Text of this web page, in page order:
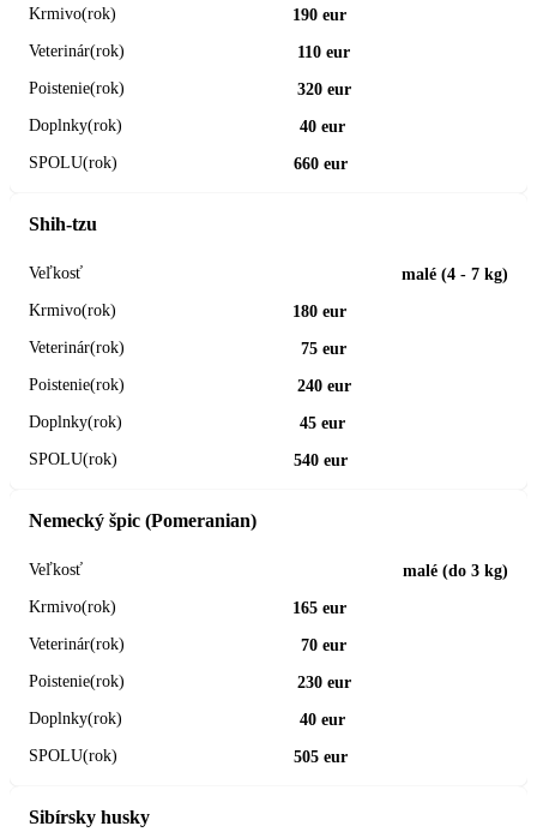
190 eur
110 eur
320 eur
40 eur
660 eur
Shih-tzu
malé (4 - 7 kg)
180 eur
75 eur
240 eur
45 eur
540 eur
Nemecký špic (Pomeranian)
malé (do 3 kg)
165 eur
70 eur
230 eur
40 eur
505 eur
Sibírsky husky